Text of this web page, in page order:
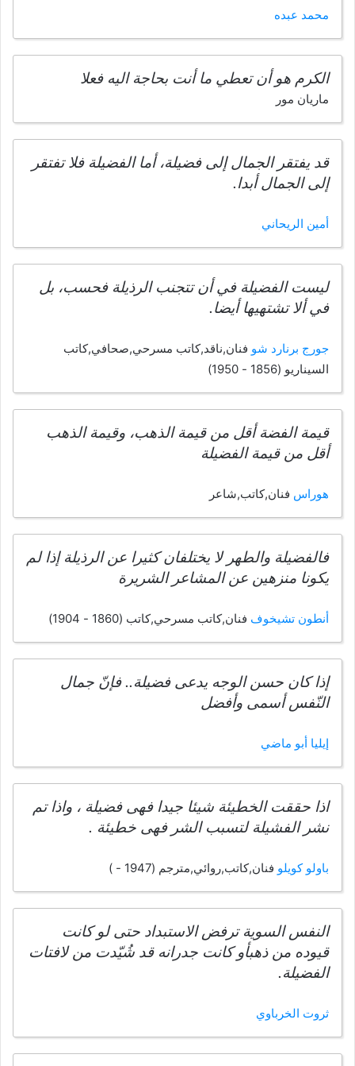
محمد عبده
الكرم هو أن تعطي ما أنت بحاجة اليه فعلا
ماريان مور
قد يفتقر الجمال إلى فضيلة، أما الفضيلة فلا تفتقر
إلى الجمال أبدا.
أمين الريحاني
ليست الفضيلة في أن تتجنب الرذيلة فحسب، بل
في ألا تشتهيها أيضا.
جورج برنارد شو فنان,ناقد,كاتب مسرحي,صحافي,كاتب
السيناريو (1856 - 1950)
قيمة الفضة أقل من قيمة الذهب، وقيمة الذهب
أقل من قيمة الفضيلة
هوراس فنان,كاتب,شاعر
فالفضيلة والطهر لا يختلفان كثيرا عن الرذيلة إذا لم
يكونا منزهين عن المشاعر الشريرة
أنطون تشيخوف فنان,كاتب مسرحي,كاتب (1860 - 1904)
إذا كان حسن الوجه يدعى فضيلة.. فإنّ جمال
النّفس أسمى وأفضل
إيليا أبو ماضي
اذا حققت الخطيئة شيئا جيدا فهى فضيلة ، واذا تم
نشر الفشيلة لتسبب الشر فهى خطيئة .
باولو كويلو فنان,كاتب,روائي,مترجم (1947 - )
النفس السوية ترفض الاستبداد حتى لو كانت
قيوده من ذهبأو كانت جدرانه قد شُيّدت من لافتات
الفضيلة.
ثروت الخرباوي